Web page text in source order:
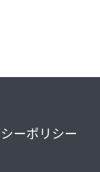
ーポリシー